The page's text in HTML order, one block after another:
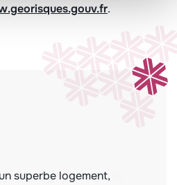
.
superbe logement,